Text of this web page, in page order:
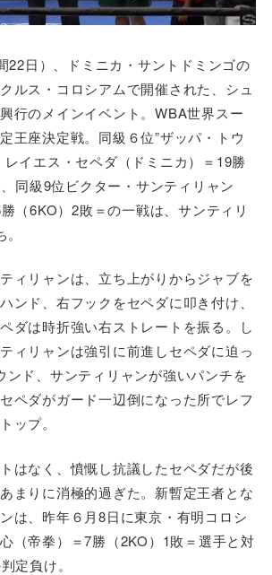
22日）、ドミニカ・サントドミンゴの
ルス・コロシアムで開催された、シュ
行のメインイベント。WBA世界スー
王座決定戦。同級６位”ザッパ・トウ
レイエス・セペダ（ドミニカ）＝19勝
、同級9位ビクター・サンティリャン
（6KO）2敗＝の一戦は、サンティリ
ィリャンは、立ち上がりからジャブを
ンド、右フックをセペダに叩き付け、
ダは時折強い右ストレートを振る。し
ィリャンは強引に前進しセペダに迫っ
ンド、サンティリャンが強いパンチを
ペダがガード一辺倒になった所でレフ
ップ。
はなく、憤慨し抗議したセペダだが後
まりに消極的過ぎた。新暫定王者とな
は、昨年６月8日に東京・有明コロシ
（帝拳）＝7勝（2KO）1敗＝選手と対
定負け。